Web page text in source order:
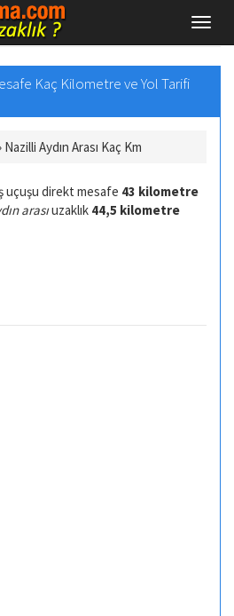
Kaç Kilometre ve Yol Tarifi
Nazilli Aydın Arası Kaç Km
uçuşu direkt mesafe 43 kilometre
arasıuzaklık 44,5 kilometre